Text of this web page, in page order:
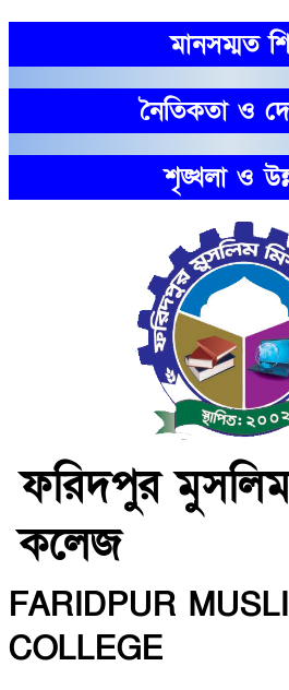
মানসম্মত
নৈতিকতা ও
শৃঙ্খলা ও
ফরিদপুর
কলেজ
FARIDPUR
COLLEGE